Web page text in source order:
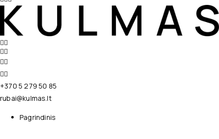
+370 5 279 50 85
rubai@kulmas.lt
Pagrindinis